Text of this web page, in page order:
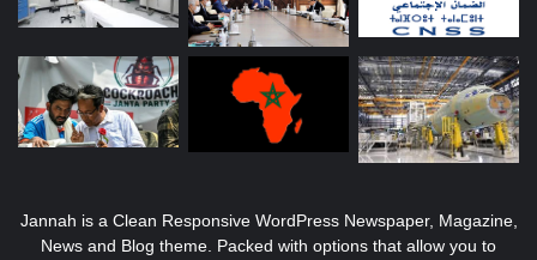
Jannah is a Clean Responsive WordPress Newspaper, Magazine,
News and Blog theme. Packed with options that allow you to